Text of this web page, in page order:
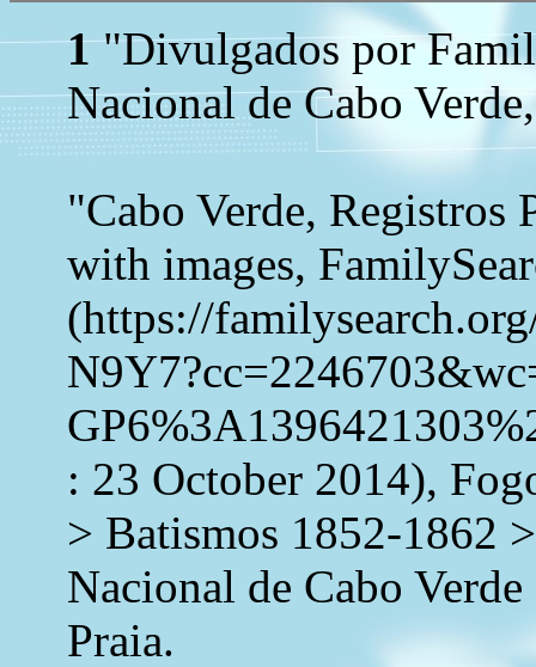
1"Divulgados por
Nacional de Cabo
"Cabo Verde, Registros
with images,
(https://
: 23 October 2014),
> Batismos 1852-1862
Nacional de Cabo
Praia.